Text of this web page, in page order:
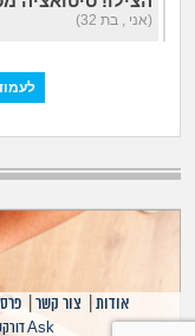
(אני , בת 32)
אודות צור קשר |
Ask דורקס